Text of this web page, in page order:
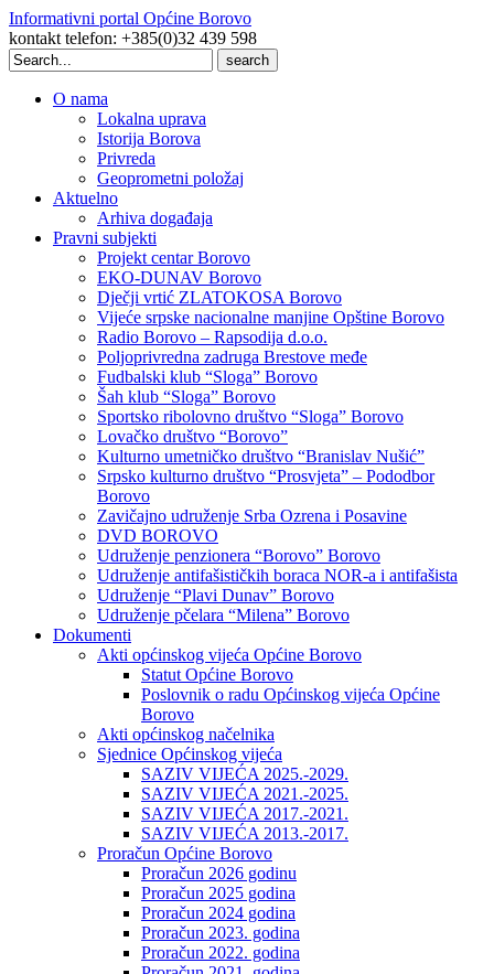
Informativni portal Općine Borovo
kontakt telefon: +385(0)32 439 598
Search
for:
O nama
Lokalna uprava
Istorija Borova
Privreda
Geoprometni položaj
Aktuelno
Arhiva događaja
Pravni subjekti
Projekt centar Borovo
EKO-DUNAV Borovo
Dječji vrtić ZLATOKOSA Borovo
Vijeće srpske nacionalne manjine Opštine Borovo
Radio Borovo – Rapsodija d.o.o.
Poljoprivredna zadruga Brestove međe
Fudbalski klub “Sloga” Borovo
Šah klub “Sloga” Borovo
Sportsko ribolovno društvo “Sloga” Borovo
Lovačko društvo “Borovo”
Kulturno umetničko društvo “Branislav Nušić”
Srpsko kulturno društvo “Prosvjeta” – Pododbor
Borovo
Zavičajno udruženje Srba Ozrena i Posavine
DVD BOROVO
Udruženje penzionera “Borovo” Borovo
Udruženje antifašističkih boraca NOR-a i antifašista
Udruženje “Plavi Dunav” Borovo
Udruženje pčelara “Milena” Borovo
Dokumenti
Akti općinskog vijeća Općine Borovo
Statut Općine Borovo
Poslovnik o radu Općinskog vijeća Općine
Borovo
Akti općinskog načelnika
Sjednice Općinskog vijeća
SAZIV VIJEĆA 2025.-2029.
SAZIV VIJEĆA 2021.-2025.
SAZIV VIJEĆA 2017.-2021.
SAZIV VIJEĆA 2013.-2017.
Proračun Općine Borovo
Proračun 2026 godinu
Proračun 2025 godina
Proračun 2024 godina
Proračun 2023. godina
Proračun 2022. godina